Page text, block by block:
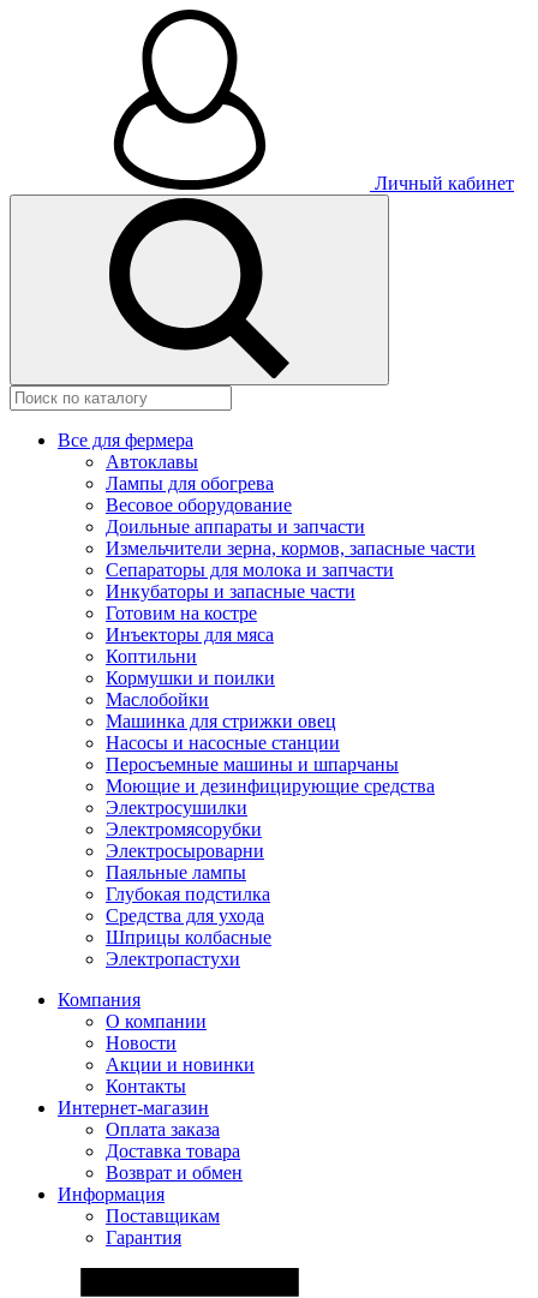
Личный кабинет
Все для фермера
Автоклавы
Лампы для обогрева
Весовое оборудование
Доильные аппараты и запчасти
Измельчители зерна, кормов, запасные части
Сепараторы для молока и запчасти
Инкубаторы и запасные части
Готовим на костре
Инъекторы для мяса
Коптильни
Кормушки и поилки
Маслобойки
Машинка для стрижки овец
Насосы и насосные станции
Перосъемные машины и шпарчаны
Моющие и дезинфицирующие средства
Электросушилки
Электромясорубки
Электросыроварни
Паяльные лампы
Глубокая подстилка
Средства для ухода
Шприцы колбасные
Электропастухи
Компания
О компании
Новости
Акции и новинки
Контакты
Интернет-магазин
Оплата заказа
Доставка товара
Возврат и обмен
Информация
Поставщикам
Гарантия